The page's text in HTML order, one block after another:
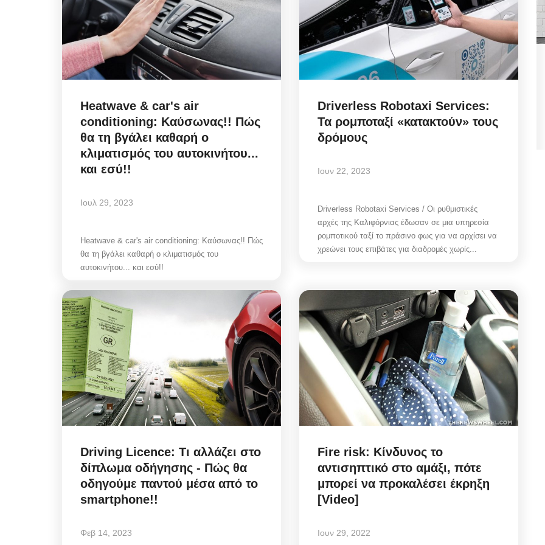
Heatwave & car's air
conditioning: Καύσωνας!! Πώς
θα τη βγάλει καθαρή ο
κλιματισμός του αυτοκινήτου...
και εσύ!!
Ιουλ 29, 2023
Heatwave & car's air conditioning: Καύσωνας!! Πώς
θα τη βγάλει καθαρή ο κλιματισμός του
αυτοκινήτου... και εσύ!!
Driverless Robotaxi Services:
Τα ρομποταξί «κατακτούν» τους
δρόμους
Ιουν 22, 2023
Driverless Robotaxi Services / Οι ρυθμιστικές
αρχές της Καλιφόρνιας έδωσαν σε μια υπηρεσία
ρομποτικού ταξί το πράσινο φως για να αρχίσει να
χρεώνει τους επιβάτες για διαδρομές χωρίς...
Driving Licence: Τι αλλάζει στο
δίπλωμα οδήγησης - Πώς θα
οδηγούμε παντού μέσα από το
smartphone!!
Φεβ 14, 2023
Fire risk: Κίνδυνος το
αντισηπτικό στο αμάξι, πότε
μπορεί να προκαλέσει έκρηξη
[Video]
Ιουν 29, 2022
Police Misconduct: Συνελήφθη
για...
Αυγ 6, 2026
Police Misconduct / Στην Μύκονο, συνελήφθη
State Transparency Reform:
Εγκυκλίων...
Αυγ 7, 2026
State Transparency Reform / Υποχρεωτική η